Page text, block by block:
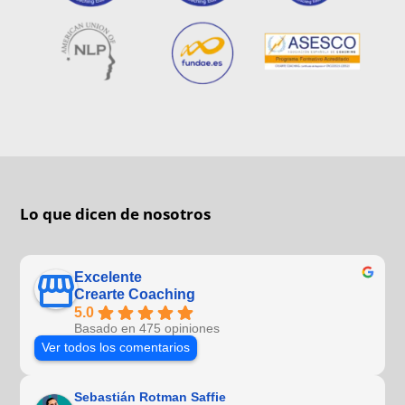
Lo que dicen de nosotros
Excelente
Crearte Coaching
5.0
Basado en 475 opiniones
Ver todos los comentarios
Sebastián Rotman Saffie